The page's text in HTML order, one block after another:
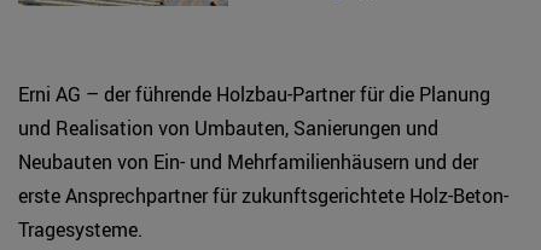
Erni AG – der führende Holzbau-Partner für die Planung
und Realisation von Umbauten, Sanierungen und
Neubauten von Ein- und Mehrfamilienhäusern und der
erste Ansprechpartner für zukunftsgerichtete Holz-Beton-
Tragesysteme.